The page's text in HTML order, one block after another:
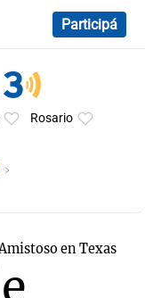
Participá
Rosario
en Texas